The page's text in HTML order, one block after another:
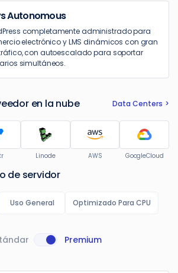
Autonomous
completamente administrado para
electrónico y LMS dinámicos con gran
con autoescalado para soportar
simultáneos.
en la nube Data Centers
Linode AWS GoogleCloud
de servidor
Uso General Optimizado Para CPU
Premium